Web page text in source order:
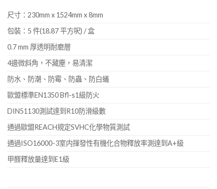
尺寸：230mm x 1524mm x 8mm
包裝：5 件(18.87 平方呎) / 盒
0.7 mm 厚透明耐磨層
4邊微斜角，不藏塵，易清潔
防水、防潮、防霉、防蟲、防白蟻
歐盟標準EN1350 Bfl-s1級防火
DIN51130測試達到R10防滑級數
通過歐盟REACH規定SVHC化學物質測試
通過ISO16000-3室内揮發性有機化合物釋放率測達到A+級
甲醛釋放量達到E1級